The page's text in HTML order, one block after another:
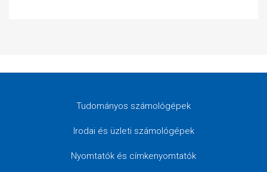
Tudományos számológépek
Irodai és üzleti számológépek
Nyomtatók és címkenyomtatók